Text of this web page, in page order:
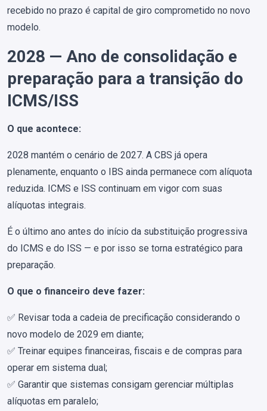
recebido no prazo é capital de giro comprometido no novo
modelo.
2028 — Ano de consolidação e
preparação para a transição do
ICMS/ISS
O que acontece:
2028 mantém o cenário de 2027. A CBS já opera
plenamente, enquanto o IBS ainda permanece com alíquota
reduzida. ICMS e ISS continuam em vigor com suas
alíquotas integrais.
É o último ano antes do início da substituição progressiva
do ICMS e do ISS — e por isso se torna estratégico para
preparação.
O que o financeiro deve fazer:
✅ Revisar toda a cadeia de precificação considerando o
novo modelo de 2029 em diante;
✅ Treinar equipes financeiras, fiscais e de compras para
operar em sistema dual;
✅ Garantir que sistemas consigam gerenciar múltiplas
alíquotas em paralelo;